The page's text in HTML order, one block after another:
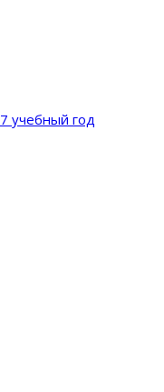
учебный год